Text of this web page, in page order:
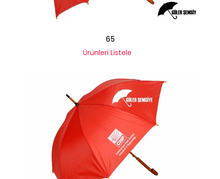
65
Ürünleri Listele